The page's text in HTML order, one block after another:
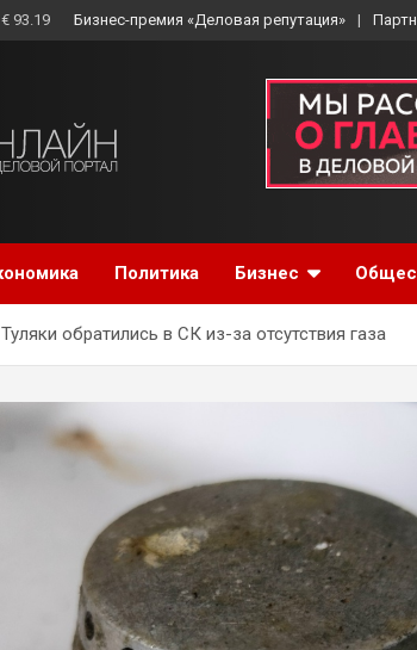
93.19 Бизнес-премия «Деловая репутация»
Политика Бизнес
Туляки обратились в СК из-за отсутствия газа